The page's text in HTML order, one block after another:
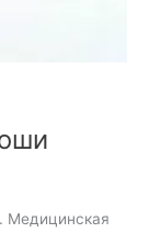
Медицинская